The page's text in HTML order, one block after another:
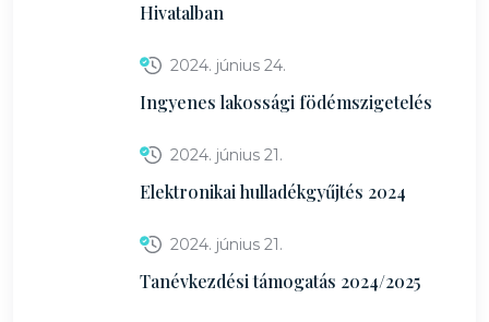
Hivatalban
2024. június 24.
Ingyenes lakossági födémszigetelés
2024. június 21.
Elektronikai hulladékgyűjtés 2024
2024. június 21.
Tanévkezdési támogatás 2024/2025